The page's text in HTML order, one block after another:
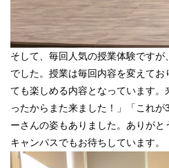
そして、毎回人気の授業体験ですが
でした。授業は毎回内容を変えて
ても楽しめる内容となっています
ったからまた来ました！」「これ
ーさんの姿もありました。ありが
キャンパスでもお待ちしています。